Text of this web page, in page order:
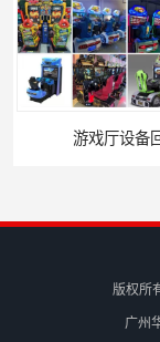
游戏厅设备回收
版权所
广州